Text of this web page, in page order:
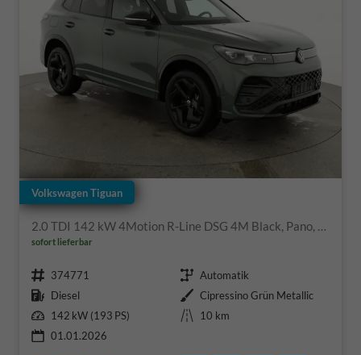
Volkswagen Tiguan
2.0 TDI 142 kW 4Motion R-Line DSG 4M Black, Pano, IQ.Light, AHK, Navi, Side, AreaView, Winter, sofort
sofort lieferbar
Fahrzeugnr. 374771 Getriebe Automatik
Kraftstoff Diesel Außenfarbe Cipressino Grün Metallic
Leistung 142 kW (193 PS) Kilometerstand
10 km
01.01.2026